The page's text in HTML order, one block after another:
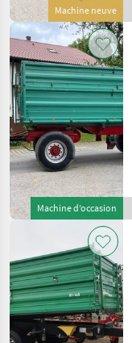
Machine neuve
Machine d’occasion